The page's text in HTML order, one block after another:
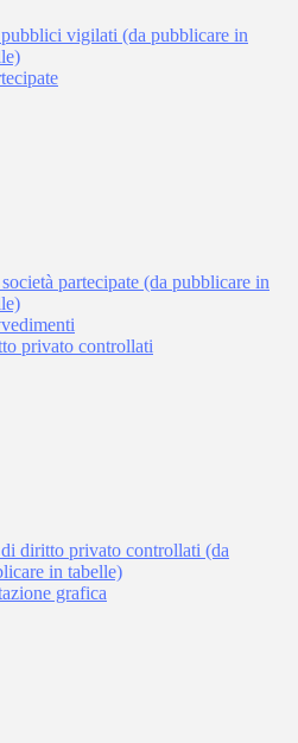
vigilati (da pubblicare in
partecipate (da pubblicare in
privato controllati
diritto privato controllati (da
in tabelle)
grafica